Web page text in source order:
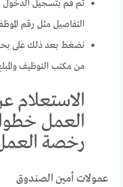
ثم قم بتسجيل الدخول
التفاصيل مثل رقم
نضغط بعد ذلك على
من مكتب التوظيف
العمل
رخصة
عمولات أمين الصندوق